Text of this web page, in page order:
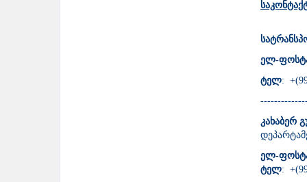
ელ-ფოსტ
ტელ:
კახაბერ
ელ-ფოსტ
ტელ: